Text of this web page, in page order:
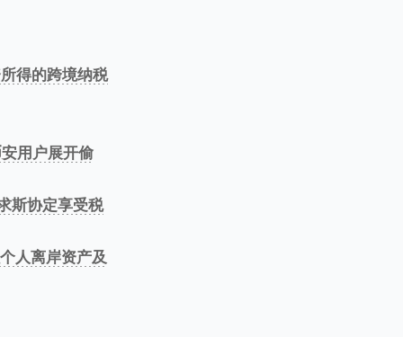
得的跨境纳税
用户展开偷
斯协定享受税
人离岸资产及